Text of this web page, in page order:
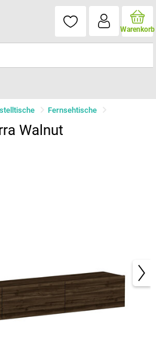
Warenkorb
Fernsehtische
Walnut